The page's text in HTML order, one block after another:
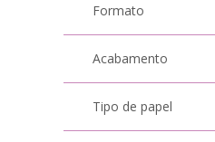
Formato
Acabamento
Tipo de papel